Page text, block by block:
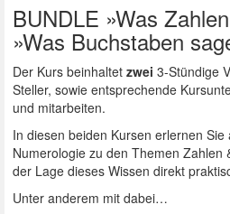
BUNDLE »Was
»Was Buchstaben
Der Kurs beinhaltet zwei 3-Stündige
Steller, sowie entsprechende
und mitarbeiten.
In diesen beiden Kursen erlernen
Numerologie zu den Themen Zahlen
der Lage dieses Wissen direkt
Unter anderem mit dabei…